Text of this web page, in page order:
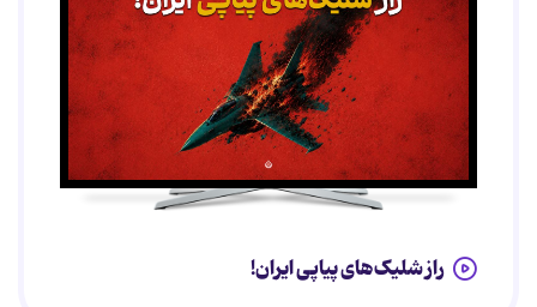
راز شلیک‌های پیاپی ایران!